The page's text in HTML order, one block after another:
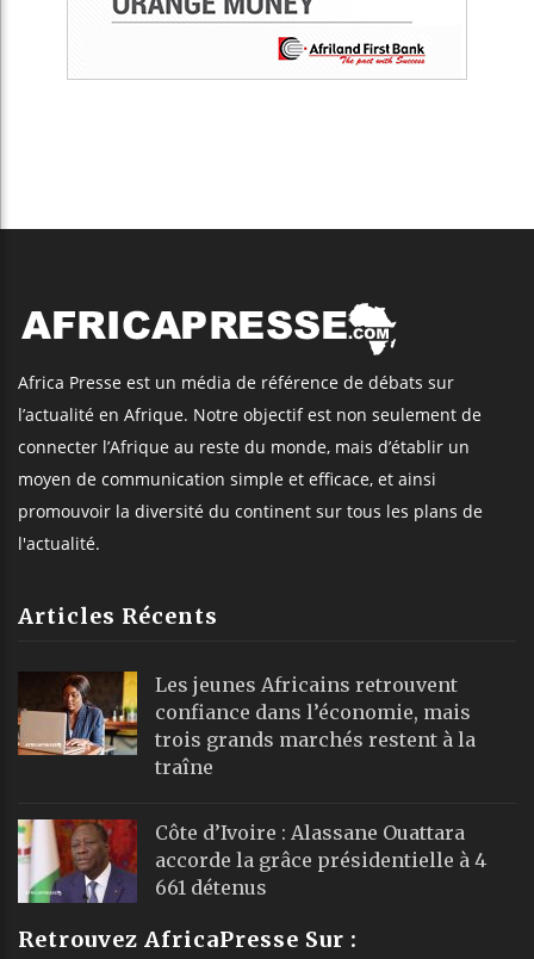
Africa Presse est un média de référence de débats sur
l’actualité en Afrique. Notre objectif est non seulement de
connecter l’Afrique au reste du monde, mais d’établir un
moyen de communication simple et efficace, et ainsi
promouvoir la diversité du continent sur tous les plans de
l'actualité.
Articles Récents
Les jeunes Africains retrouvent
confiance dans l’économie, mais
trois grands marchés restent à la
traîne
Côte d’Ivoire : Alassane Ouattara
accorde la grâce présidentielle à 4
661 détenus
Retrouvez AfricaPresse Sur :